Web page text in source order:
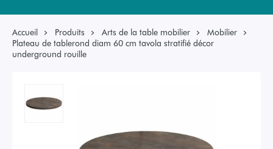
Accueil Produits Arts de la table mobilier
Mobilier
Plateau de tablerond diam 60 cm tavola stratifié décor
underground rouille